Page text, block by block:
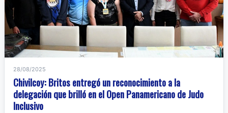
28/08/2025
Chivilcoy: Britos entregó un reconocimiento a la
delegación que brilló en el Open Panamericano de Judo
Inclusivo